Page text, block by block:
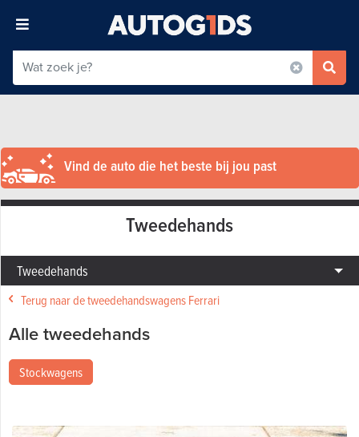
Vind de auto die het beste bij jou past
Tweedehands
Tweedehands
Terug naar de tweedehandswagens Ferrari
Alle tweedehands
Stockwagens